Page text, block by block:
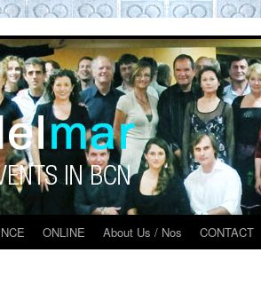
BARCELONA
ONLINE About Us / Nos CONTACT